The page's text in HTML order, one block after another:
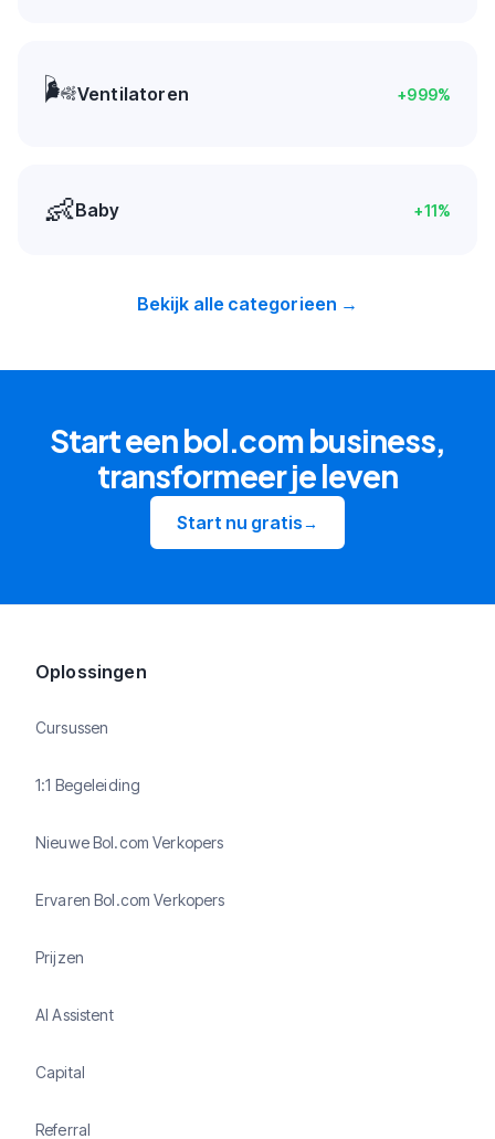
🌬️Ventilatoren +999%
👶Baby +11%
Bekijk alle categorieen →
Start een bol.com business,
transformeer je leven
Start nu gratis→
Oplossingen
Cursussen
1:1 Begeleiding
Nieuwe Bol.com Verkopers
Ervaren Bol.com Verkopers
Prijzen
AI Assistent
Capital
Referral